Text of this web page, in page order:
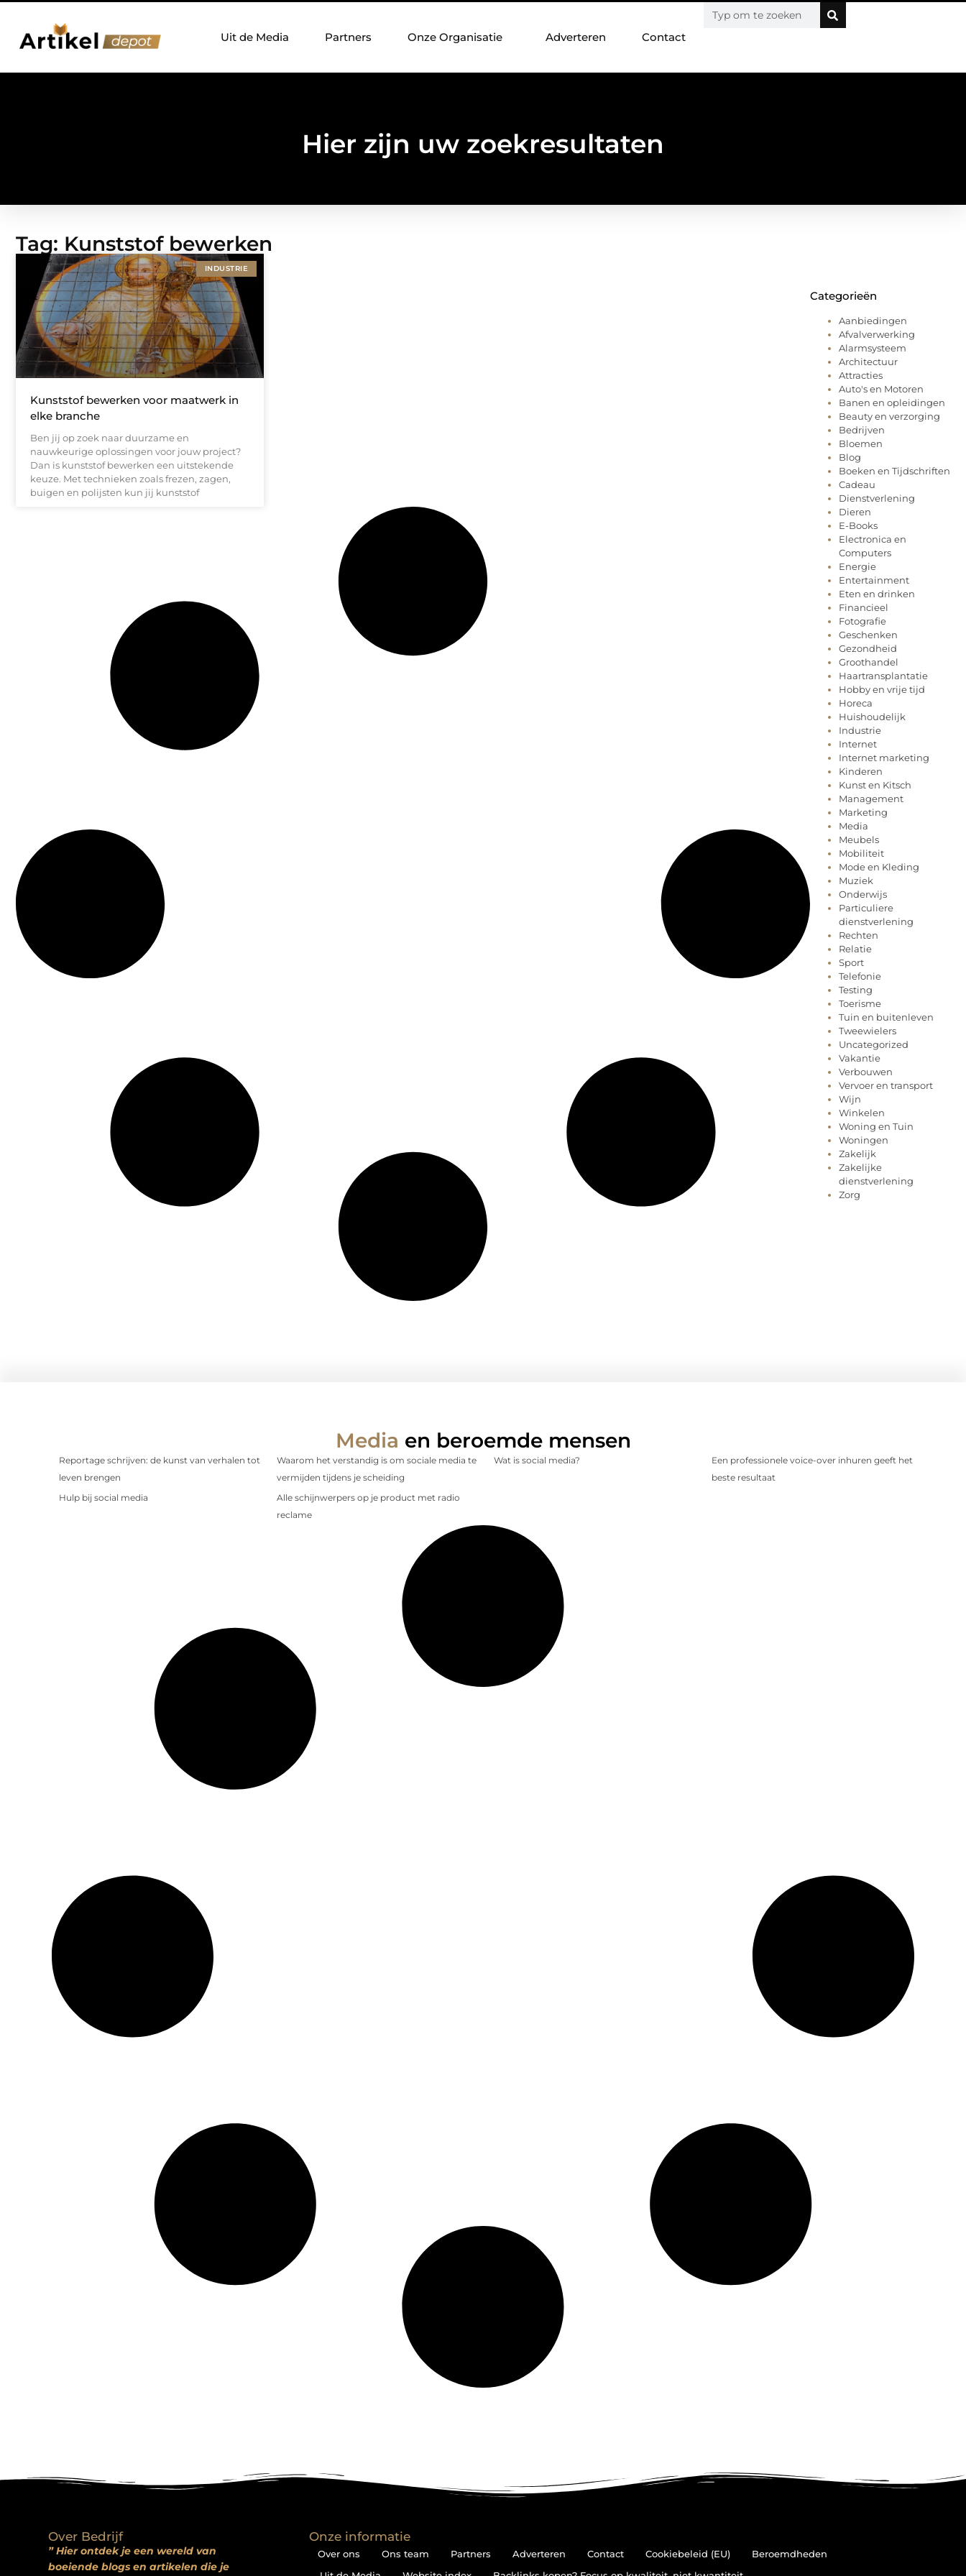
Uit de Media Partners Onze Organisatie Adverteren Contact
Hier zijn uw zoekresultaten
Tag: Kunststof bewerken
INDUSTRIE
Kunststof bewerken voor maatwerk in
elke branche
Ben jij op zoek naar duurzame en
nauwkeurige oplossingen voor jouw project?
Dan is kunststof bewerken een uitstekende
keuze. Met technieken zoals frezen, zagen,
buigen en polijsten kun jij kunststof
Categorieën
Aanbiedingen
Afvalverwerking
Alarmsysteem
Architectuur
Attracties
Auto's en Motoren
Banen en opleidingen
Beauty en verzorging
Bedrijven
Bloemen
Blog
Boeken en Tijdschriften
Cadeau
Dienstverlening
Dieren
E-Books
Electronica en
Computers
Energie
Entertainment
Eten en drinken
Financieel
Fotografie
Geschenken
Gezondheid
Groothandel
Haartransplantatie
Hobby en vrije tijd
Horeca
Huishoudelijk
Industrie
Internet
Internet marketing
Kinderen
Kunst en Kitsch
Management
Marketing
Media
Meubels
Mobiliteit
Mode en Kleding
Muziek
Onderwijs
Particuliere
dienstverlening
Rechten
Relatie
Sport
Telefonie
Testing
Toerisme
Tuin en buitenleven
Tweewielers
Uncategorized
Vakantie
Verbouwen
Vervoer en transport
Wijn
Winkelen
Woning en Tuin
Woningen
Zakelijk
Zakelijke
dienstverlening
Zorg
Media en beroemde mensen
Reportage schrijven: de kunst van verhalen tot
leven brengen
Waarom het verstandig is om sociale media te
vermijden tijdens je scheiding
Wat is social media?
Een professionele voice-over inhuren geeft het
beste resultaat
Hulp bij social media
Alle schijnwerpers op je product met radio
reclame
Over Bedrijf
” Hier ontdek je een wereld van
boeiende blogs en artikelen die je
Onze informatie
Over ons Ons team Partners Adverteren Contact Cookiebeleid (EU)
Beroemdheden